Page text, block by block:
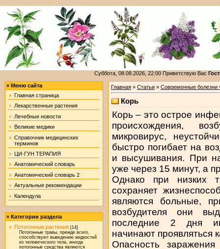
Суббота, 08.08.2026, 22:00Приветствую Вас
» Меню сайта
Главная страница
Лекарственные растения
Лечебные новости
Великие медики
Справочник медицинских
терминов
ЦИ-ГУН ТЕРАПИЯ
Анатомический словарь
Анатомический словарь 2
Актуальные рекомендации
Календула
» Категории раздела
Потогонные растения [14]
Потогонные травы, прежде всего,
способствуют выведению жидкостей
из человеческого тела, иногда
потогонные средства являются
Главная» Статьи» Современные болезни
Корь
Корь – это острое
происхождения,
микровирус,
быстро погибает на
и высушивания. При
уже через 15 минут, а
Однако при низких
сохраняет
являются больные,
возбудителя они
последние 2 дня
начинают проявляться
Опасность